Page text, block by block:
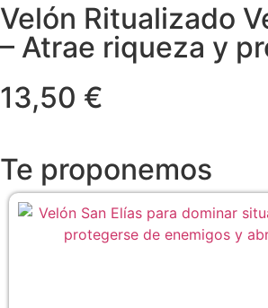
Velón Ritualizado
– Atrae riqueza y
13,50 €
Te proponemos